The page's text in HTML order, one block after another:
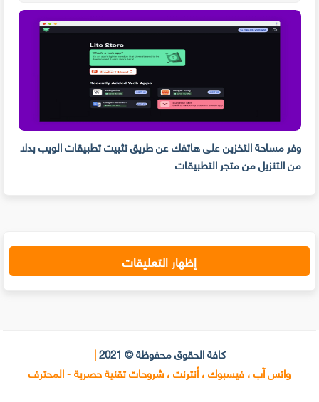
وفر مساحة التخزين على هاتفك عن طريق تثبيت تطبيقات الويب بدلا
من التنزيل من متجر التطبيقات
إظهار التعليقات
كافة الحقوق محفوظة © 2021 |
واتس آب ، فيسبوك ، أنترنت ، شروحات تقنية حصرية - المحترف